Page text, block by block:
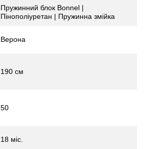
Пружинний блок Bonnel |
Пінополіуретан | Пружинна змійка
Верона
190 см
50
18 міс.